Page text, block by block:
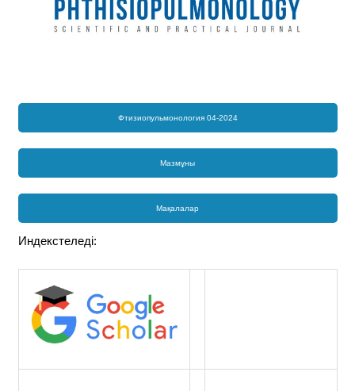
Фтизиопульмонология 04-2024
Мазмұны
Мақалалар
Индекстеледі: